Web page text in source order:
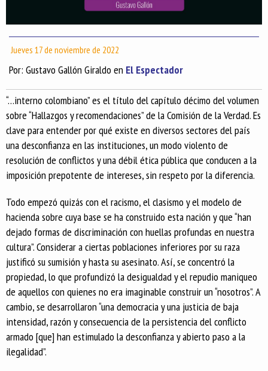
Jueves 17 de noviembre de 2022
Por: Gustavo Gallón Giraldo en El Espectador
“…interno colombiano” es el título del capítulo décimo del volumen
sobre “Hallazgos y recomendaciones” de la Comisión de la Verdad. Es
clave para entender por qué existe en diversos sectores del país
una desconfianza en las instituciones, un modo violento de
resolución de conflictos y una débil ética pública que conducen a la
imposición prepotente de intereses, sin respeto por la diferencia.
Todo empezó quizás con el racismo, el clasismo y el modelo de
hacienda sobre cuya base se ha construido esta nación y que “han
dejado formas de discriminación con huellas profundas en nuestra
cultura”. Considerar a ciertas poblaciones inferiores por su raza
justificó su sumisión y hasta su asesinato. Así, se concentró la
propiedad, lo que profundizó la desigualdad y el repudio maniqueo
de aquellos con quienes no era imaginable construir un “nosotros”. A
cambio, se desarrollaron “una democracia y una justicia de baja
intensidad, razón y consecuencia de la persistencia del conflicto
armado [que] han estimulado la desconfianza y abierto paso a la
ilegalidad”.